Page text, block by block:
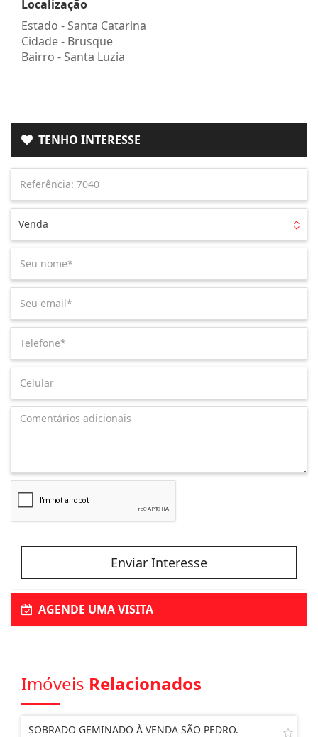
Localização
Estado -Santa Catarina
Cidade - Brusque
Bairro -Santa Luzia
TENHO INTERESSE
Venda
Enviar Interesse
AGENDE UMA VISITA
Imóveis Relacionados
SOBRADO GEMINADO À VENDA SÃO PEDRO.